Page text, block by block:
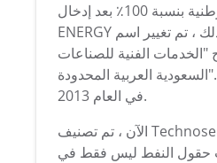
شركة وطنية بنسبة 100٪ بعد إدخال DYNAMIC
، تم تغيير اسم
"الخدمات الفنية للصناعات
السعودية العربية المحدودة".
في العام 2013.
الآن ، تم تصنيف Technoserve كواحد من أفضل
حقول النفط ليس فقط في